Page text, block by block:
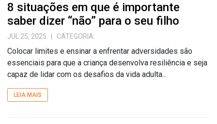
8 situações em que é importante
saber dizer “não” para o seu filho
JUL 25, 2025 | CATEGORIA:
Colocar limites e ensinar a enfrentar adversidades são
essenciais para que a criança desenvolva resiliência e seja
capaz de lidar com os desafios da vida adulta...
LEIA MAIS